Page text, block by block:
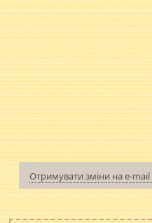
Отримувати зміни на e-mail